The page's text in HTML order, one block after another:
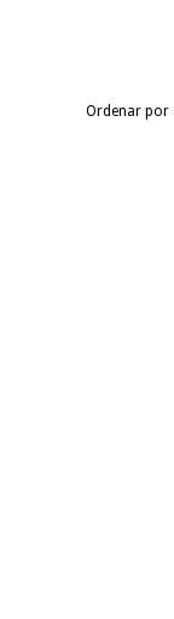
Ordenar por